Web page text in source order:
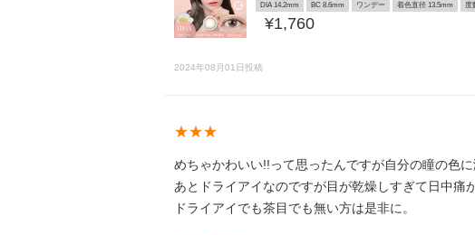
DIA 14.2mm BC 8.6mm ワンデー 着色直径 13.5mm 度
¥1,760
2024年08月01日投稿
★★★
めちゃかわいい!!って思ったんですが自分の瞳の色
あとドライアイなのですが目が乾燥しすぎて日中痛
ドライアイでも茶目でも無い方は是非に。